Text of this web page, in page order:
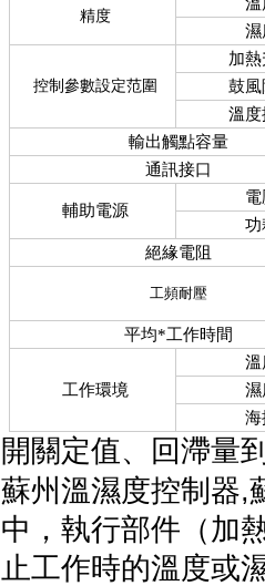
精度
濕
控制參數設定范圍
加
鼓
溫
輸出觸點容量
通訊接口
輔助電源
功
絕緣電阻
工頻耐壓
平均*工作時間
工作環境
溫
濕
海
開關定值、回滯量
蘇州溫濕度控制器,
中，執行部件（加
止工作時的溫度或